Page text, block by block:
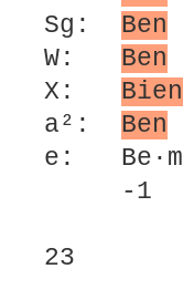
Sg: Ben
W: Ben
X: Bien
a²: Ben
e:
-1
23